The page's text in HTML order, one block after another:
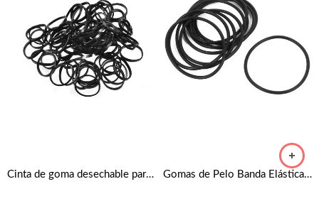
Cinta de goma desechable para el pelo Gomas de Pelo Banda Elástica de Pelo, Negro,